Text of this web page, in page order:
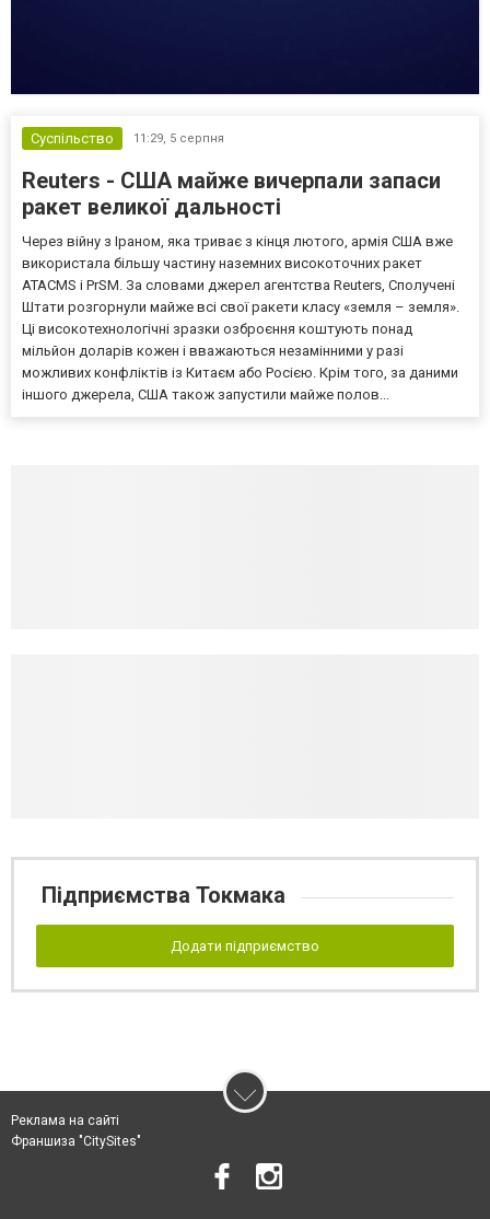
Суспільство 11:29, 5 серпня
Reuters - США майже вичерпали запаси
ракет великої дальності
Через війну з Іраном, яка триває з кінця лютого, армія США вже
використала більшу частину наземних високоточних ракет
ATACMS і PrSM. За словами джерел агентства Reuters, Сполучені
Штати розгорнули майже всі свої ракети класу «земля – земля».
Ці високотехнологічні зразки озброєння коштують понад
мільйон доларів кожен і вважаються незамінними у разі
можливих конфліктів із Китаєм або Росією. Крім того, за даними
іншого джерела, США також запустили майже полов...
Підприємства Токмака
Додати підприємство
Реклама на сайті
Франшиза "CitySites"